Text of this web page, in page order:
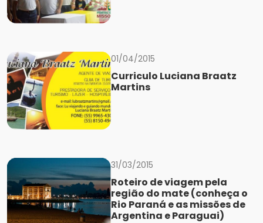
01/04/2015
Curriculo Luciana Braatz
Martins
31/03/2015
Roteiro de viagem pela
região do mate (conheça o
Rio Paraná e as missões de
Argentina e Paraguai)